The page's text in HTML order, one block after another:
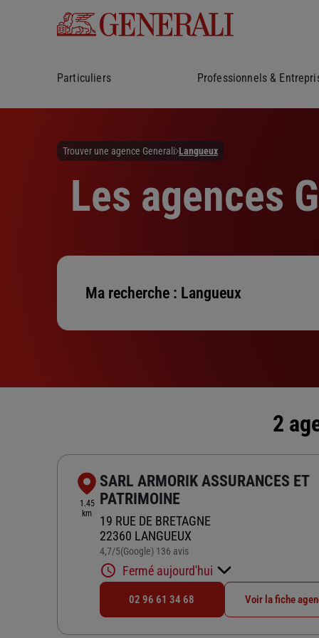
Particuliers Professionnels &
Trouver une agence Generali Langueux
Les agences
Ma recherche : Langueux
2
1.45
km
SARL ARMORIK ASSURANCES ET
PATRIMOINE
19 RUE DE BRETAGNE
22360 LANGUEUX
4,7/5Note de 4.7 sur 5
(Google) 136 avis
Fermé aujourd'hui
02 96 61 34 68 Voir la fiche